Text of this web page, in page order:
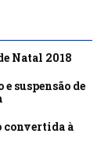
Natal 2018
suspensão de
convertida à